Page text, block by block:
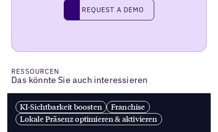
request a demo
REQUEST A DEMO
RESSOURCEN
Das könnte Sie auch interessieren
KI-Sichtbarkeit boosten
Franchise
Lokale Präsenz optimieren & aktivieren